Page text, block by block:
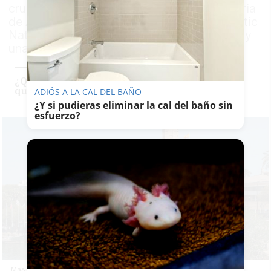
crucero durante la semana grande de la Feria
de Abril. El primero en llegar será el Hanseatic
Nature, con capacidad para 230 pasajeros y
una tripulación de 175 personas
¿Qué representa la portada de 2026? Todo lo
que debes saber sobre la Feria de Sevilla
Más de 500 pasajeros llegan desde este domingo a Sevilla para
ADIÓS A LA CAL DEL BAÑO
¿Y si pudieras eliminar la cal del baño sin
esfuerzo?